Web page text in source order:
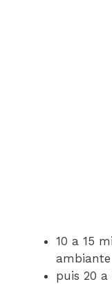
10 a 15
ambiante
puis 20